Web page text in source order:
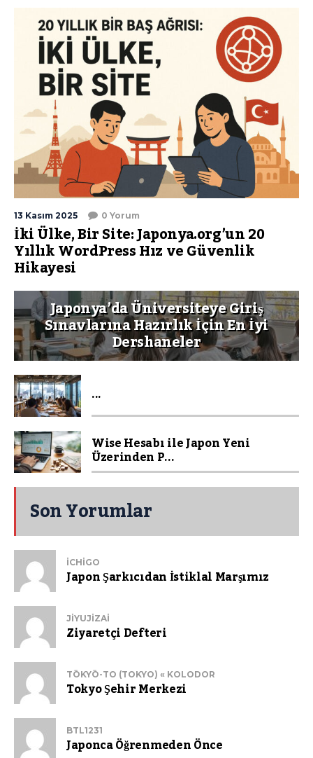
13 Kasım 2025 0 Yorum
İki Ülke, Bir Site: Japonya.org’un 20
Yıllık WordPress Hız ve Güvenlik
Hikayesi
Japonya’da Üniversiteye Giriş
Sınavlarına Hazırlık İçin En İyi
Dershaneler
...
Wise Hesabı ile Japon Yeni
Üzerinden P...
Son Yorumlar
ICHIGO
Japon Şarkıcıdan İstiklal Marşımız
JIYUJIZAI
Ziyaretçi Defteri
TŌKYŌ-TO (TOKYO) « KOLODOR
Tokyo Şehir Merkezi
BTL1231
Japonca Öğrenmeden Önce